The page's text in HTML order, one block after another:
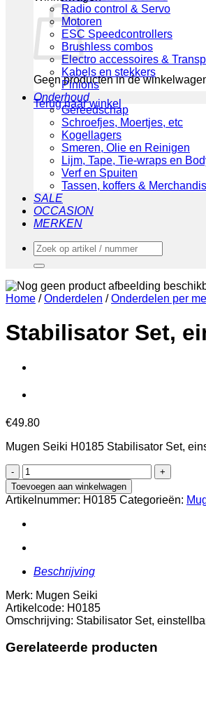
Geen producten in de
Terug naar winkel
Radio control & Servo
Motoren
ESC Speedcontrollers
Brushless combos
Electro accessoires &
Kabels en stekkers
Pinions
Onderhoud
Gereedschap
Schroefjes, Moertjes, etc
Kogellagers
Smeren, Olie en Reinigen
Lijm, Tape, Tie-wraps en
Verf en Spuiten
Tassen, koffers &
SALE
OCCASION
MERKEN
Zoeken
naar:
Home / Onderdelen / Onderdelen per
Stabilisator Set,
€49.80
Mugen Seiki H0185 Stabilisator Set,
Stabilisator
Set,
einstellbar
MRX-
3
Toevoegen aan winkelwagen
Artikelnummer: H0185 Categorieën:
Beschrijving
Merk: Mugen Seiki
Artikelcode: H0185
Omschrijving: Stabilisator Set,
Gerelateerde producten